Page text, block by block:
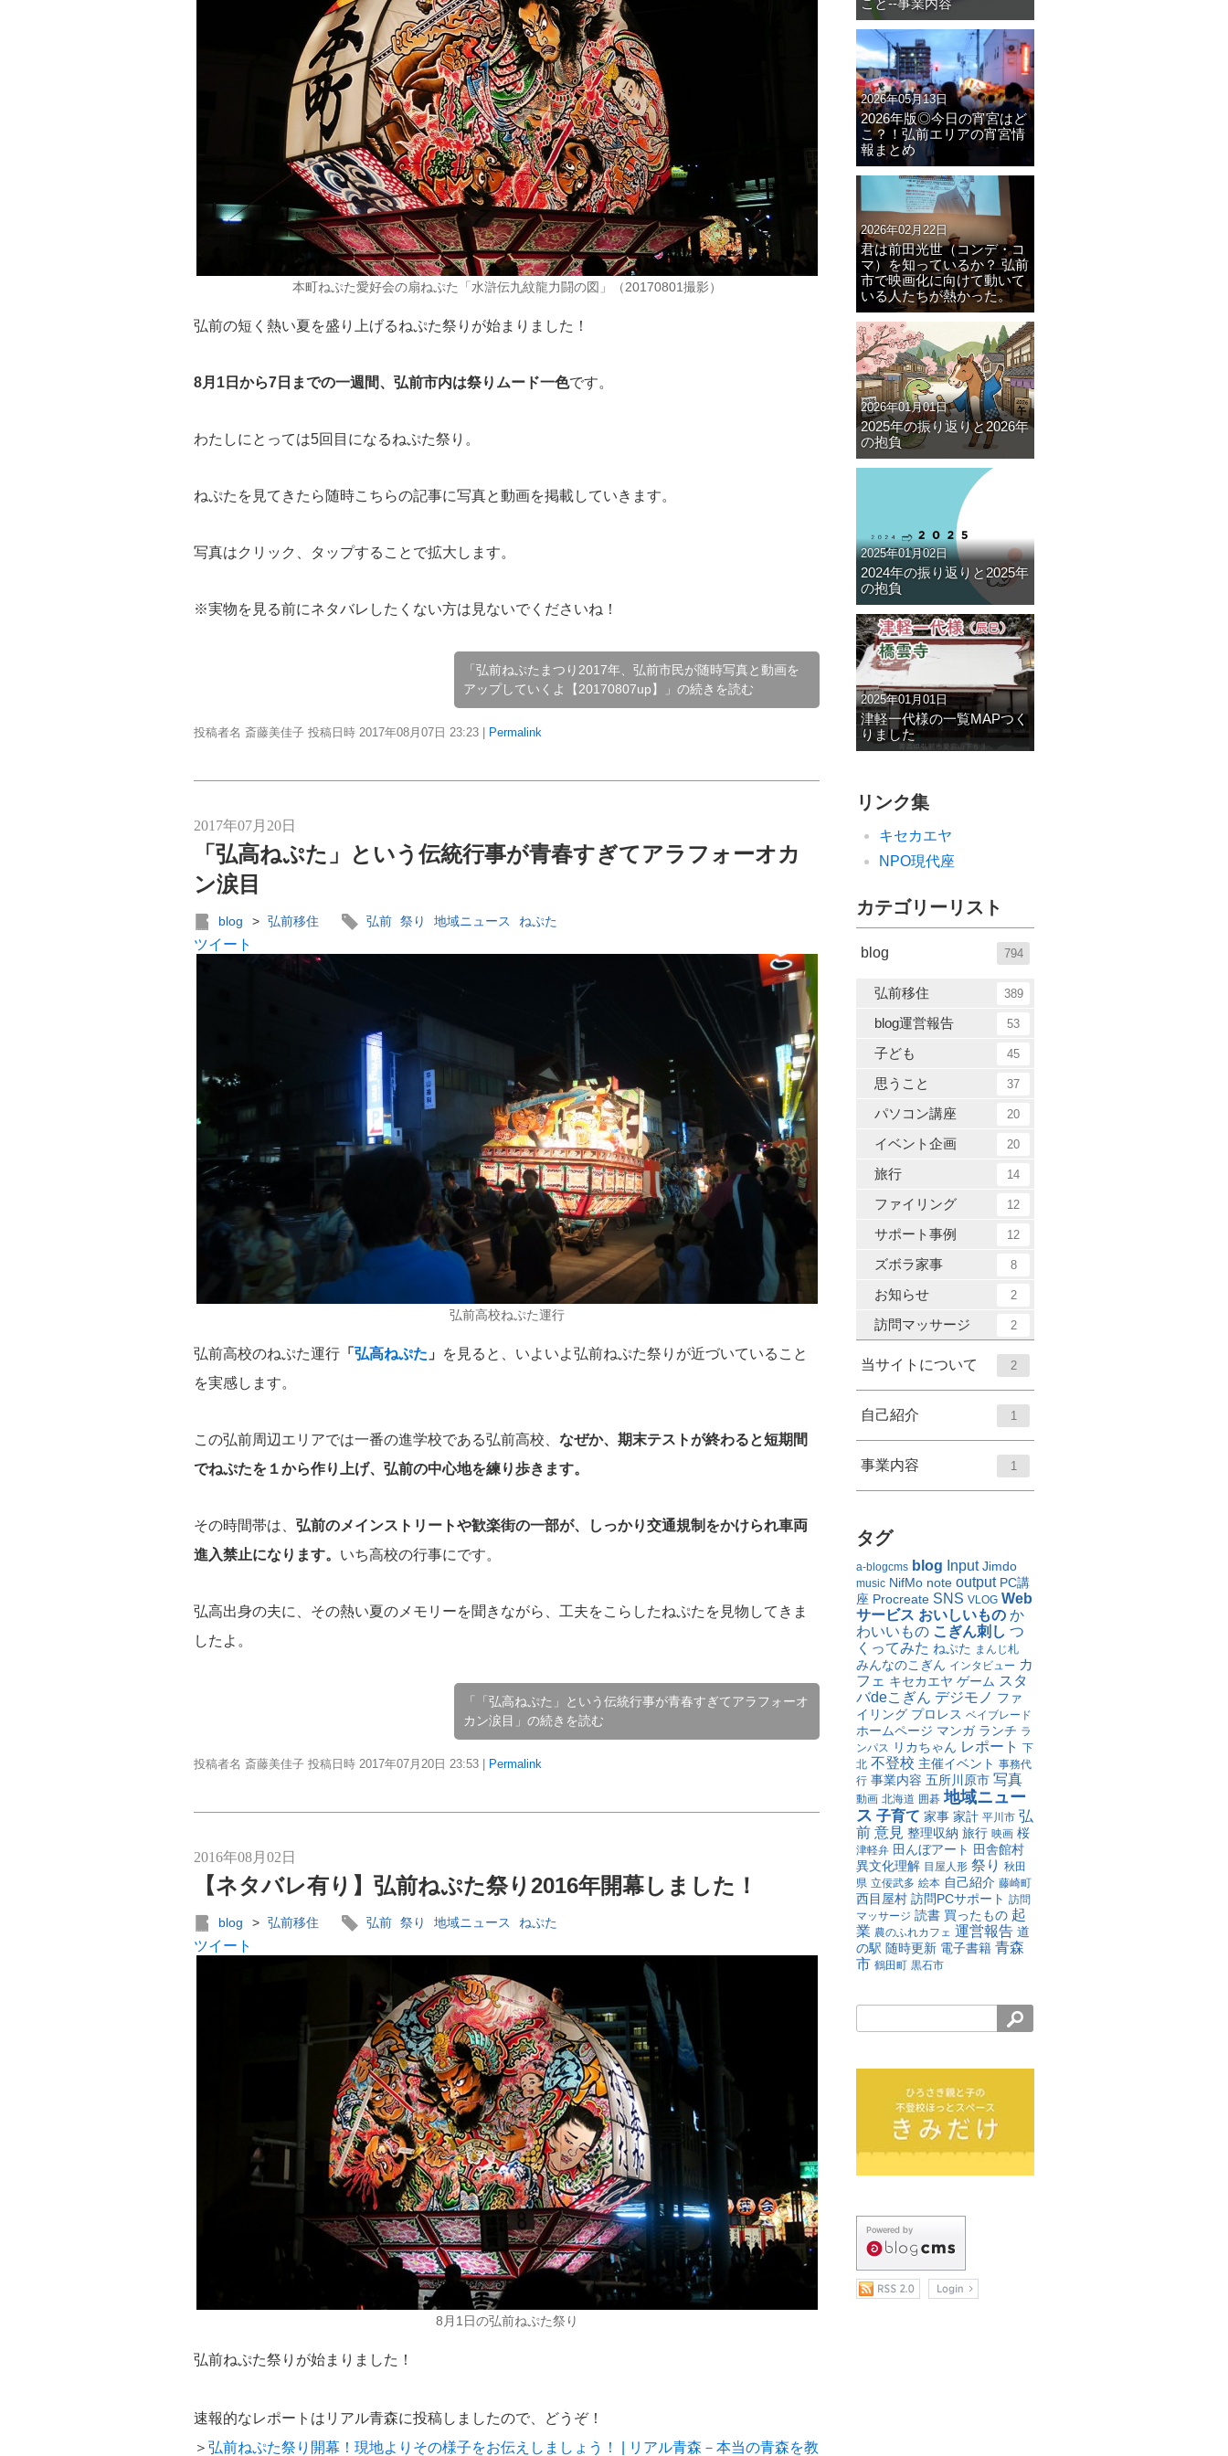
本町ねぷた愛好会の扇ねぷた「水滸伝九紋龍力闘の図」（20170801撮影）
弘前の短く熱い夏を盛り上げるねぷた祭りが始まりました！
8月1日から7日までの一週間、弘前市内は祭りムード一色です。
わたしにとっては5回目になるねぷた祭り。
ねぷたを見てきたら随時こちらの記事に写真と動画を掲載していきます。
写真はクリック、タップすることで拡大します。
※実物を見る前にネタバレしたくない方は見ないでくださいね！
「弘前ねぷたまつり2017年、弘前市民が随時写真と動画を
アップしていくよ【20170807up】」の続きを読む
投稿者名 斎藤美佳子 投稿日時 2017年08月07日 23:23 Permalink
2017年07月20日
「弘高ねぷた」という伝統行事が青春すぎてアラフォーオカ
ン涙目
blog > 弘前移住 弘前 祭り 地域ニュース ねぷた
ツイート
弘前高校ねぷた運行
弘前高校のねぷた運行 「 弘高ねぷた 」
を見ると、いよいよ弘前ねぷた祭りが近づいていること
を実感します。
この弘前周辺エリアでは一番の進学校である弘前高校、 なぜか、期末テストが終わると短期間
でねぷたを１から作り上げ、弘前の中心地を練り歩きます。
その時間帯は、 弘前のメインストリートや歓楽街の一部が、しっかり交通規制をかけられ車両
進入禁止になります。 いち高校の行事にです。
弘高出身の夫に、その熱い夏のメモリーを聞きながら、工夫をこらしたねぷたを見物してきま
したよ。
「「弘高ねぷた」という伝統行事が青春すぎてアラフォーオ
カン涙目」の続きを読む
投稿者名 斎藤美佳子 投稿日時 2017年07月20日 23:53 Permalink
2016年08月02日
【ネタバレ有り】弘前ねぷた祭り2016年開幕しました！
blog > 弘前移住 弘前 祭り 地域ニュース ねぷた
ツイート
8月1日の弘前ねぷた祭り
弘前ねぷた祭りが始まりました！
速報的なレポートはリアル青森に投稿しましたので、どうぞ！
＞ 弘前ねぷた祭り開幕！現地よりその様子をお伝えしましょう！ | リアル青森－本当の青森を教
こと--事業内容
2026年05月13日
2026年版◎今日の宵宮はど
こ？！弘前エリアの宵宮情
報まとめ
2026年02月22日
君は前田光世（コンデ・コ
マ）を知っているか？ 弘前
市で映画化に向けて動いて
いる人たちが熱かった。
2026年01月01日
2025年の振り返りと2026年
の抱負
2025年01月02日
2024年の振り返りと2025年
の抱負
2025年01月01日
津軽一代様の一覧MAPつく
りました
リンク集
キセカエヤ
NPO現代座
カテゴリーリスト
blog 794
弘前移住 389
blog運営報告 53
子ども 45
思うこと 37
パソコン講座 20
イベント企画 20
旅行 14
ファイリング 12
サポート事例 12
ズボラ家事 8
お知らせ 2
訪問マッサージ 2
当サイトについて 2
自己紹介 1
事業内容 1
タグ
a-blogcms blog Input Jimdo
music NifMo note output PC講
座 Procreate SNS VLOG Web
サービス おいしいもの か
わいいもの こぎん刺し つ
くってみた ねぷた まんじ札
みんなのこぎん インタビュー カ
フェ キセカエヤ ゲーム スタ
バdeこぎん デジモノ ファ
イリング プロレス ベイブレード
ホームページ マンガ ランチ ラ
ンパス リカちゃん レポート 下
北 不登校 主催イベント 事務代
行 事業内容 五所川原市 写真
動画 北海道 囲碁 地域ニュー
ス 子育て 家事 家計 平川市 弘
前 意見 整理収納 旅行 映画 桜
津軽弁 田んぼアート 田舎館村
異文化理解 目屋人形 祭り 秋田
県 立佞武多 絵本 自己紹介 藤崎町
西目屋村 訪問PCサポート 訪問
マッサージ 読書 買ったもの 起
業 農のふれカフェ 運営報告 道
の駅 随時更新 電子書籍 青森
市 鶴田町 黒石市